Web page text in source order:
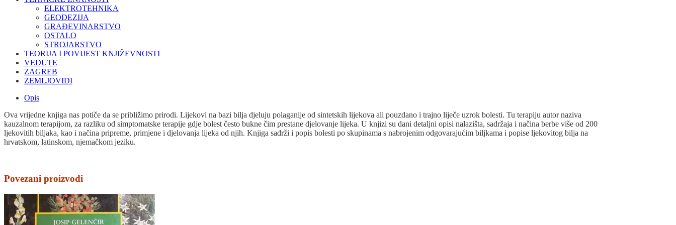
ELEKTROTEHNIKA
GEODEZIJA
GRAĐEVINARSTVO
OSTALO
STROJARSTVO
TEORIJA I POVIJEST KNJIŽEVNOSTI
VEDUTE
ZAGREB
ZEMLJOVIDI
Opis
Ova vrijedne knjiga nas potiče da se približimo prirodi. Lijekovi na bazi bilja djeluju polaganije od sintetskih lijekova ali pouzdano i trajno liječe uzrok bolesti. Tu terapiju autor naziva
kauzalnom terapijom, za razliku od simptomatske terapije gdje bolest često bukne čim prestane djelovanje lijeka. U knjizi su dani detaljni opisi nalazišta, sadržaja i načina berbe više od 200
ljekovitih biljaka, kao i načina pripreme, primjene i djelovanja lijeka od njih. Knjiga sadrži i popis bolesti po skupinama s nabrojenim odgovarajućim biljkama i popise ljekovitog bilja na
hrvatskom, latinskom, njemačkom jeziku.
Povezani proizvodi